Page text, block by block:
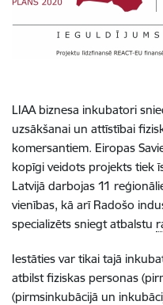
LIAA biznesa inkubatori
uzsākšanai un attīstībai
komersantiem. Eiropas
kopīgi veidots projekts tiek
Latvijā darbojas 11
vienības, kā arī Radošo
specializēts sniegt atbalstu
Iestāties var tikai tajā
atbilst fiziskas personas
(pirmsinkubācijā un